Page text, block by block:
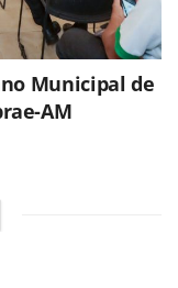
Municipal de
AM